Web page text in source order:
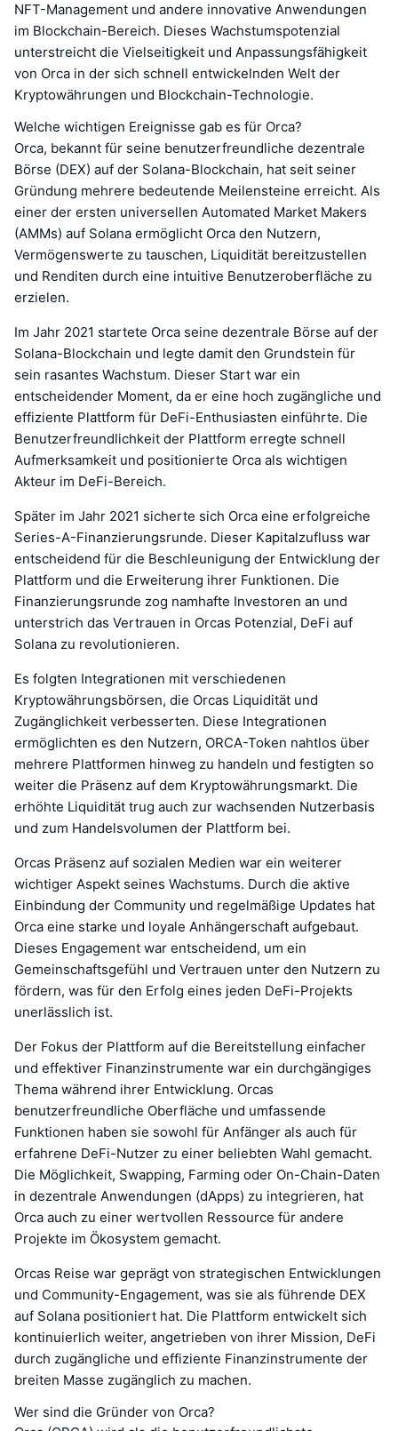
NFT-Management und andere innovative Anwendungen
im Blockchain-Bereich. Dieses Wachstumspotenzial
unterstreicht die Vielseitigkeit und Anpassungsfähigkeit
von Orca in der sich schnell entwickelnden Welt der
Kryptowährungen und Blockchain-Technologie.
Welche wichtigen Ereignisse gab es für Orca?
Orca, bekannt für seine benutzerfreundliche dezentrale
Börse (DEX) auf der Solana-Blockchain, hat seit seiner
Gründung mehrere bedeutende Meilensteine erreicht. Als
einer der ersten universellen Automated Market Makers
(AMMs) auf Solana ermöglicht Orca den Nutzern,
Vermögenswerte zu tauschen, Liquidität bereitzustellen
und Renditen durch eine intuitive Benutzeroberfläche zu
erzielen.
Im Jahr 2021 startete Orca seine dezentrale Börse auf der
Solana-Blockchain und legte damit den Grundstein für
sein rasantes Wachstum. Dieser Start war ein
entscheidender Moment, da er eine hoch zugängliche und
effiziente Plattform für DeFi-Enthusiasten einführte. Die
Benutzerfreundlichkeit der Plattform erregte schnell
Aufmerksamkeit und positionierte Orca als wichtigen
Akteur im DeFi-Bereich.
Später im Jahr 2021 sicherte sich Orca eine erfolgreiche
Series-A-Finanzierungsrunde. Dieser Kapitalzufluss war
entscheidend für die Beschleunigung der Entwicklung der
Plattform und die Erweiterung ihrer Funktionen. Die
Finanzierungsrunde zog namhafte Investoren an und
unterstrich das Vertrauen in Orcas Potenzial, DeFi auf
Solana zu revolutionieren.
Es folgten Integrationen mit verschiedenen
Kryptowährungsbörsen, die Orcas Liquidität und
Zugänglichkeit verbesserten. Diese Integrationen
ermöglichten es den Nutzern, ORCA-Token nahtlos über
mehrere Plattformen hinweg zu handeln und festigten so
weiter die Präsenz auf dem Kryptowährungsmarkt. Die
erhöhte Liquidität trug auch zur wachsenden Nutzerbasis
und zum Handelsvolumen der Plattform bei.
Orcas Präsenz auf sozialen Medien war ein weiterer
wichtiger Aspekt seines Wachstums. Durch die aktive
Einbindung der Community und regelmäßige Updates hat
Orca eine starke und loyale Anhängerschaft aufgebaut.
Dieses Engagement war entscheidend, um ein
Gemeinschaftsgefühl und Vertrauen unter den Nutzern zu
fördern, was für den Erfolg eines jeden DeFi-Projekts
unerlässlich ist.
Der Fokus der Plattform auf die Bereitstellung einfacher
und effektiver Finanzinstrumente war ein durchgängiges
Thema während ihrer Entwicklung. Orcas
benutzerfreundliche Oberfläche und umfassende
Funktionen haben sie sowohl für Anfänger als auch für
erfahrene DeFi-Nutzer zu einer beliebten Wahl gemacht.
Die Möglichkeit, Swapping, Farming oder On-Chain-Daten
in dezentrale Anwendungen (dApps) zu integrieren, hat
Orca auch zu einer wertvollen Ressource für andere
Projekte im Ökosystem gemacht.
Orcas Reise war geprägt von strategischen Entwicklungen
und Community-Engagement, was sie als führende DEX
auf Solana positioniert hat. Die Plattform entwickelt sich
kontinuierlich weiter, angetrieben von ihrer Mission, DeFi
durch zugängliche und effiziente Finanzinstrumente der
breiten Masse zugänglich zu machen.
Wer sind die Gründer von Orca?